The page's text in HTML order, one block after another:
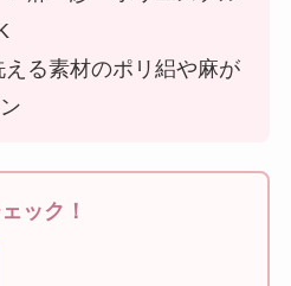
る素材のポリ絽や麻が
ック！